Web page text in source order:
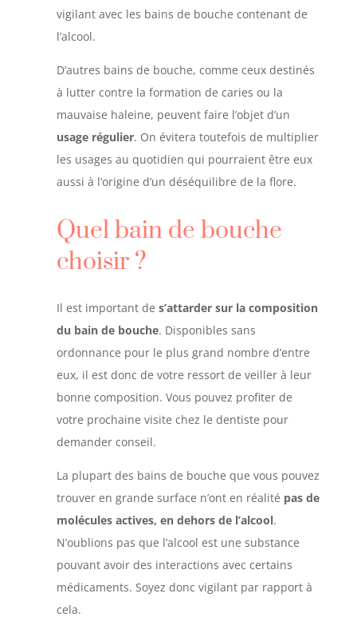
vigilant avec les bains de bouche contenant de
l’alcool.
D’autres bains de bouche, comme ceux destinés
à lutter contre la formation de caries ou la
mauvaise haleine, peuvent faire l’objet d’un
usage régulier. On évitera toutefois de multiplier
les usages au quotidien qui pourraient être eux
aussi à l’origine d’un déséquilibre de la flore.
Quel bain de bouche
choisir ?
Il est important de s’attarder sur la composition
du bain de bouche. Disponibles sans
ordonnance pour le plus grand nombre d’entre
eux, il est donc de votre ressort de veiller à leur
bonne composition. Vous pouvez profiter de
votre prochaine visite chez le dentiste pour
demander conseil.
La plupart des bains de bouche que vous pouvez
trouver en grande surface n’ont en réalité pas de
molécules actives, en dehors de l’alcool.
N’oublions pas que l’alcool est une substance
pouvant avoir des interactions avec certains
médicaments. Soyez donc vigilant par rapport à
cela.